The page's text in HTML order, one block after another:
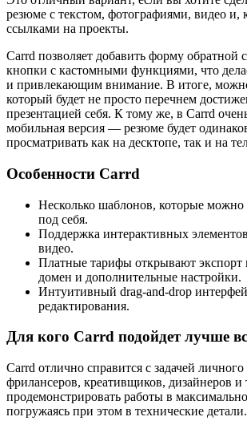
резюме с текстом, фотографиями, видео и,
ссылками на проекты.
Carrd позволяет добавить форму обратной
кнопки с кастомными функциями, что
и привлекающим внимание. В итоге, можно
который будет не просто перечнем
презентацией себя. К тому же, в Carrd
мобильная версия — резюме будет
просматривать как на десктопе, так и на
Особенности Carrd
Несколько шаблонов, которые можно
под себя.
Поддержка интерактивных
видео.
Платные тарифы открывают экспорт
домен и дополнительные настройки.
Интуитивный drag-and-drop
редактирования.
Для кого Carrd подойдет лучше
Carrd отлично справится с задачей
фрилансеров, креативщиков, дизайнеров и
продемонстрировать работы в
погружаясь при этом в технические детали.